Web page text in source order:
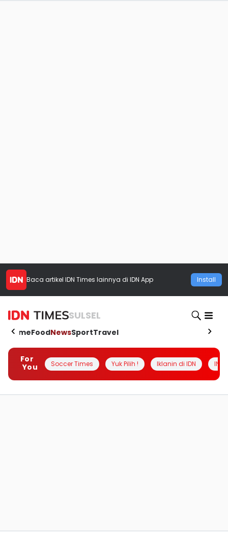
Baca artikel IDN Times lainnya di IDN App Install
SULSEL
HomeFoodNewsSportTravel
For
You
Soccer Times Yuk Pilih ! Iklanin di IDN